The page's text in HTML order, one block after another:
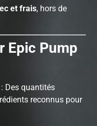
et frais, hors de
Epic Pump
: Des quantités
reconnus pour